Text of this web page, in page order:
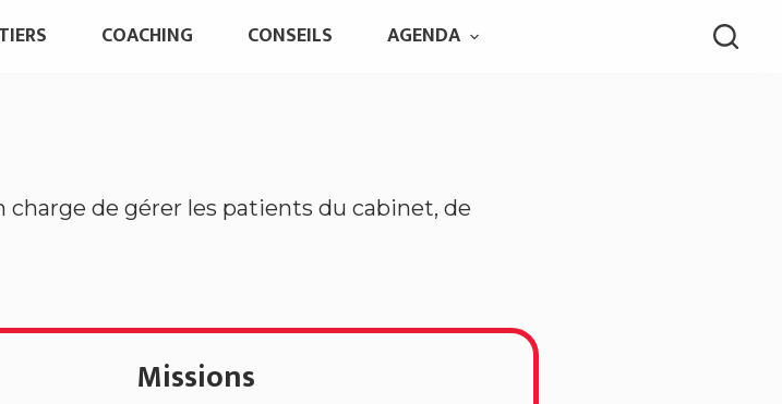
COACHING CONSEILS AGENDA
charge de gérer les patients du cabinet, de
Missions